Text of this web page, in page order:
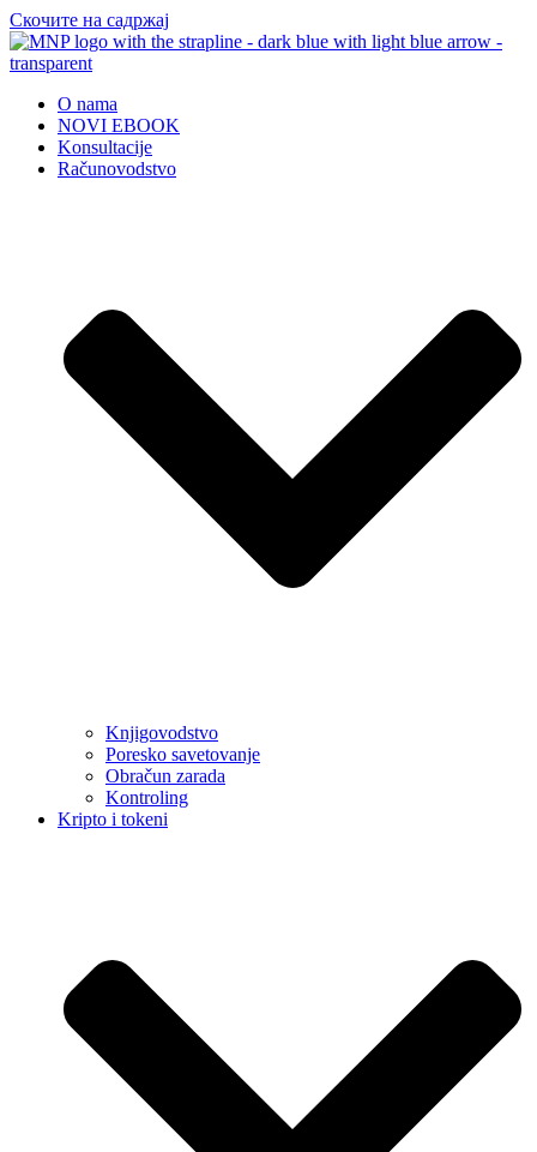
Скочите на садржај
O nama
NOVI EBOOK
Konsultacije
Računovodstvo
Knjigovodstvo
Poresko savetovanje
Obračun zarada
Kontroling
Kripto i tokeni